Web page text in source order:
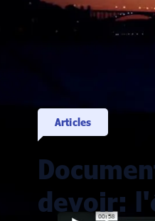
Articles
devoir: